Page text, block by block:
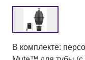
В комплекте: